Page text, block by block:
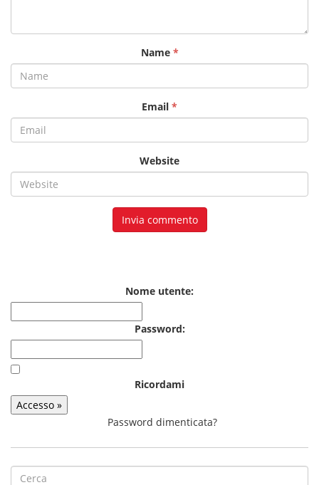
Name *
Email *
Website
Nome utente:
Password:
Ricordami
Password dimenticata?